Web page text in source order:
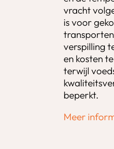
vracht
is voor
verspilling
en kosten
terwijl
beperkt.
Meer